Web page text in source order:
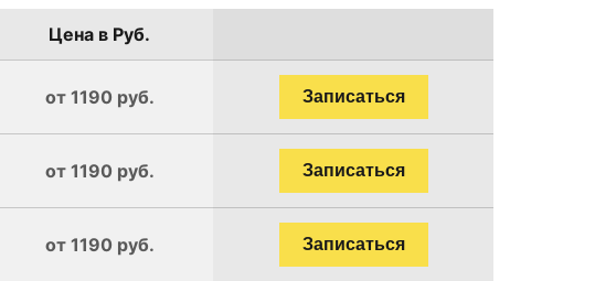
Цена в Руб.
от 1190 руб. Записаться
от 1190 руб. Записаться
от 1190 руб. Записаться